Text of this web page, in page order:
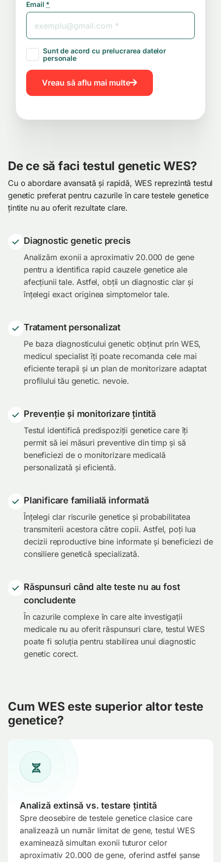
Email *
Sunt de acord cu prelucrarea datelor
personale
Vreau să aflu mai multe
De ce să faci testul genetic WES?
Cu o abordare avansată și rapidă, WES reprezintă testul
genetic preferat pentru cazurile în care testele genetice
țintite nu au oferit rezultate clare.
Diagnostic genetic precis
Analizăm exonii a aproximativ 20.000 de gene
pentru a identifica rapid cauzele genetice ale
afecțiunii tale. Astfel, obții un diagnostic clar și
înțelegi exact originea simptomelor tale.
Tratament personalizat
Pe baza diagnosticului genetic obținut prin WES,
medicul specialist îți poate recomanda cele mai
eficiente terapii și un plan de monitorizare adaptat
profilului tău genetic. nevoie.
Prevenție și monitorizare țintită
Testul identifică predispoziții genetice care îți
permit să iei măsuri preventive din timp și să
beneficiezi de o monitorizare medicală
personalizată și eficientă.
Planificare familială informată
Înțelegi clar riscurile genetice și probabilitatea
transmiterii acestora către copii. Astfel, poți lua
decizii reproductive bine informate și beneficiezi de
consiliere genetică specializată.
Răspunsuri când alte teste nu au fost
concludente
În cazurile complexe în care alte investigații
medicale nu au oferit răspunsuri clare, testul WES
poate fi soluția pentru stabilirea unui diagnostic
genetic corect.
Cum WES este superior altor teste
genetice?
Analiză extinsă vs. testare țintită
Spre deosebire de testele genetice clasice care
analizează un număr limitat de gene, testul WES
examinează simultan exonii tuturor celor
aproximativ 20.000 de gene, oferind astfel șanse